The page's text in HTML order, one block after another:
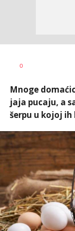
AUTOR
0
Mnoge
jaja pucaju, a
šerpu u kojoj ih